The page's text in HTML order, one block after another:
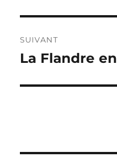
SUIVANT
Publication
La Flandre